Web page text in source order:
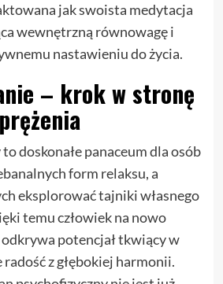
jak swoista medytacja
wewnętrzną równowagę i
nastawieniu do życia.
– krok w stronę
doskonałe panaceum dla osób
form relaksu, a
eksplorować tajniki własnego
temu człowiek na nowo
potencjał tkwiący w
radość z głębokiej harmonii.